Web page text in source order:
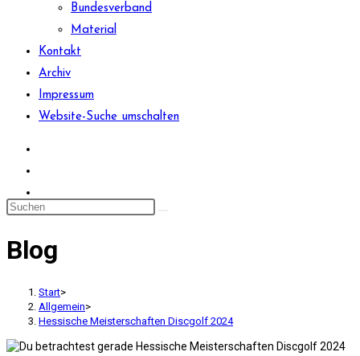
Bundesverband
Material
Kontakt
Archiv
Impressum
Website-Suche umschalten
Blog
Start>
Allgemein>
Hessische Meisterschaften Discgolf 2024